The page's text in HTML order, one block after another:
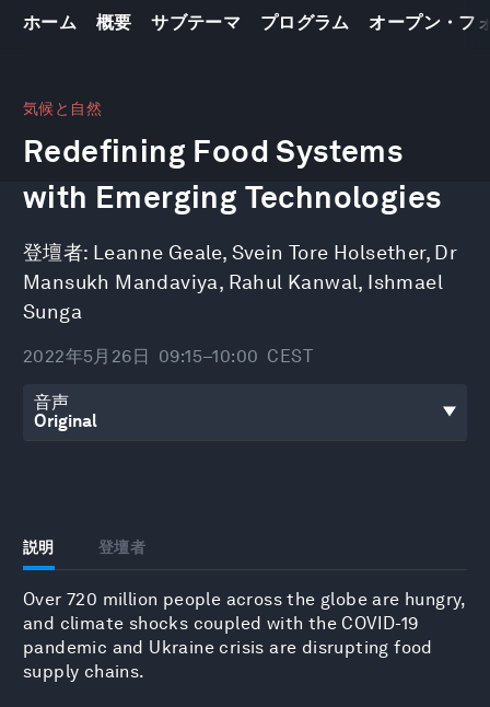
ホーム 概要 サブテーマ プログラム オープン・フ
気候と自然
Redefining Food Systems
with Emerging Technologies
登壇者: Leanne Geale, Svein Tore Holsether, Dr
Mansukh Mandaviya, Rahul Kanwal, Ishmael
Sunga
2022年5月26日 09:15–10:00 CEST
音声
説明 登壇者
Over 720 million people across the globe are hungry,
and climate shocks coupled with the COVID-19
pandemic and Ukraine crisis are disrupting food
supply chains.
seconds
49
minutes,
seconds